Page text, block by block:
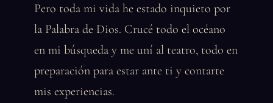
Pero toda mi vida he estado inquieto por
la Palabra de Dios. Crucé todo el océano
en mi búsqueda y me uní al teatro, todo en
preparación para estar ante ti y contarte
mis experiencias.